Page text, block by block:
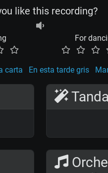
like this recording?
For
carta En esta tarde gris